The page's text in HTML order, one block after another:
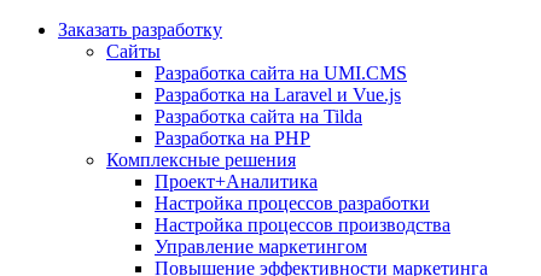
Заказать разработку
Сайты
Разработка сайта на UMI.CMS
Разработка на Laravel и Vue.js
Разработка сайта на Tilda
Разработка на PHP
Комплексные решения
Проект+Аналитика
Настройка процессов разработки
Настройка процессов производства
Управление маркетингом
Повышение эффективности маркетинга